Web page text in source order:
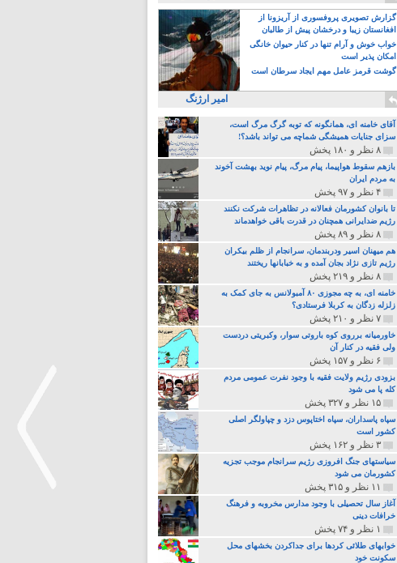
گزارش تصویری پروفسوری از آریزونا از
افغانستان زیبا و درخشان پیش از طالبان
خواب خوش و آرام تنها در کنار حیوان خانگی
امکان پذیر است
گوشت قرمز عامل مهم ایجاد سرطان است
امیر ارژنگ
آقای خامنه ای، همانگونه که توبه گرگ مرگ است،
سزای جنایات همیشگی شماچه می تواند باشد؟!
۸ نظر و ۱۸۰ پخش
بازهم سقوط هواپیما، پیام مرگ، پیام نوید بهشت آخوند
به مردم ایران
۴ نظر و ۹۷ پخش
تا بانوان کشورمان فعالانه در تظاهرات شرکت نکنند
رژیم ضدایرانی همچنان در قدرت باقی خواهدماند
۸ نظر و ۸۹ پخش
هم میهنان اسیر ودربندمان، سرانجام از ظلم بیکران
رژیم تازی نژاد بجان آمده و به خبابانها ریختند
۸ نظر و ۲۱۹ پخش
خامنه ای، به چه مجوزی ۸۰ آمبولانس به جای کمک به
زلزله زدگان به کربلا فرستادی؟
۷ نظر و ۲۱۰ پخش
خاورمیانه برروی کوه باروتی سوار، وکبریتی دردست
ولی فقیه در کنار آن
۶ نظر و ۱۵۷ پخش
بزودی رژیم ولایت فقیه با وجود نفرت عمومی مردم
کله پا می شود
۱۵ نظر و ۳۲۷ پخش
سپاه پاسداران، سپاه اختاپوس دزد و چپاولگر اصلی
کشور است
۳ نظر و ۱۶۲ پخش
سیاستهای جنگ افروزی رژیم سرانجام موجب تجزیه
کشورمان می شود
۱۱ نظر و ۳۱۵ پخش
آغاز سال تحصیلی با وجود مدارس مخروبه و فرهنگ
خرافات دینی
۱ نظر و ۷۴ پخش
خوابهای طلائی کردها برای جداکردن بخشهای محل
سکونت خود